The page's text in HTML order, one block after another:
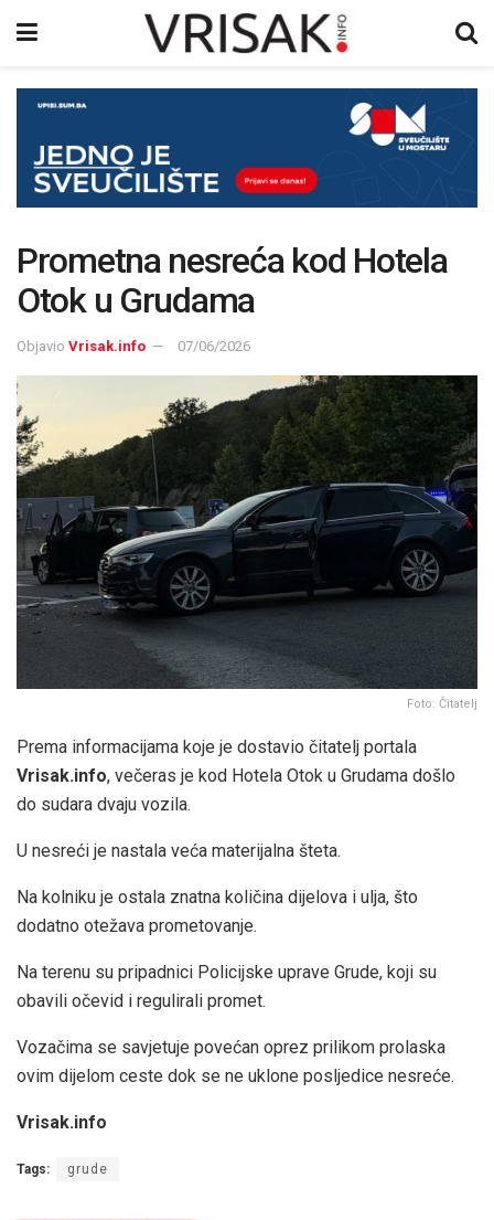
Prometna nesreća kod Hotela
Otok u Grudama
Objavio Vrisak.info 07/06/2026
Foto: Čitatelj
Prema informacijama koje je dostavio čitatelj portala
Vrisak.info, večeras je kod Hotela Otok u Grudama došlo
do sudara dvaju vozila.
U nesreći je nastala veća materijalna šteta.
Na kolniku je ostala znatna količina dijelova i ulja, što
dodatno otežava prometovanje.
Na terenu su pripadnici Policijske uprave Grude, koji su
obavili očevid i regulirali promet.
Vozačima se savjetuje povećan oprez prilikom prolaska
ovim dijelom ceste dok se ne uklone posljedice nesreće.
Vrisak.info
Tags: grude